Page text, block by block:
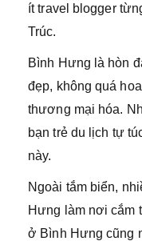
ít travel blogger
Trúc.
Bình Hưng là hòn
đẹp, không quá
thương mại hóa.
bạn trẻ du lịch tự
này.
Ngoài tắm biển,
Hưng làm nơi cắm
ở Bình Hưng cũng